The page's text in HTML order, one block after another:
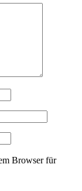
Browser für